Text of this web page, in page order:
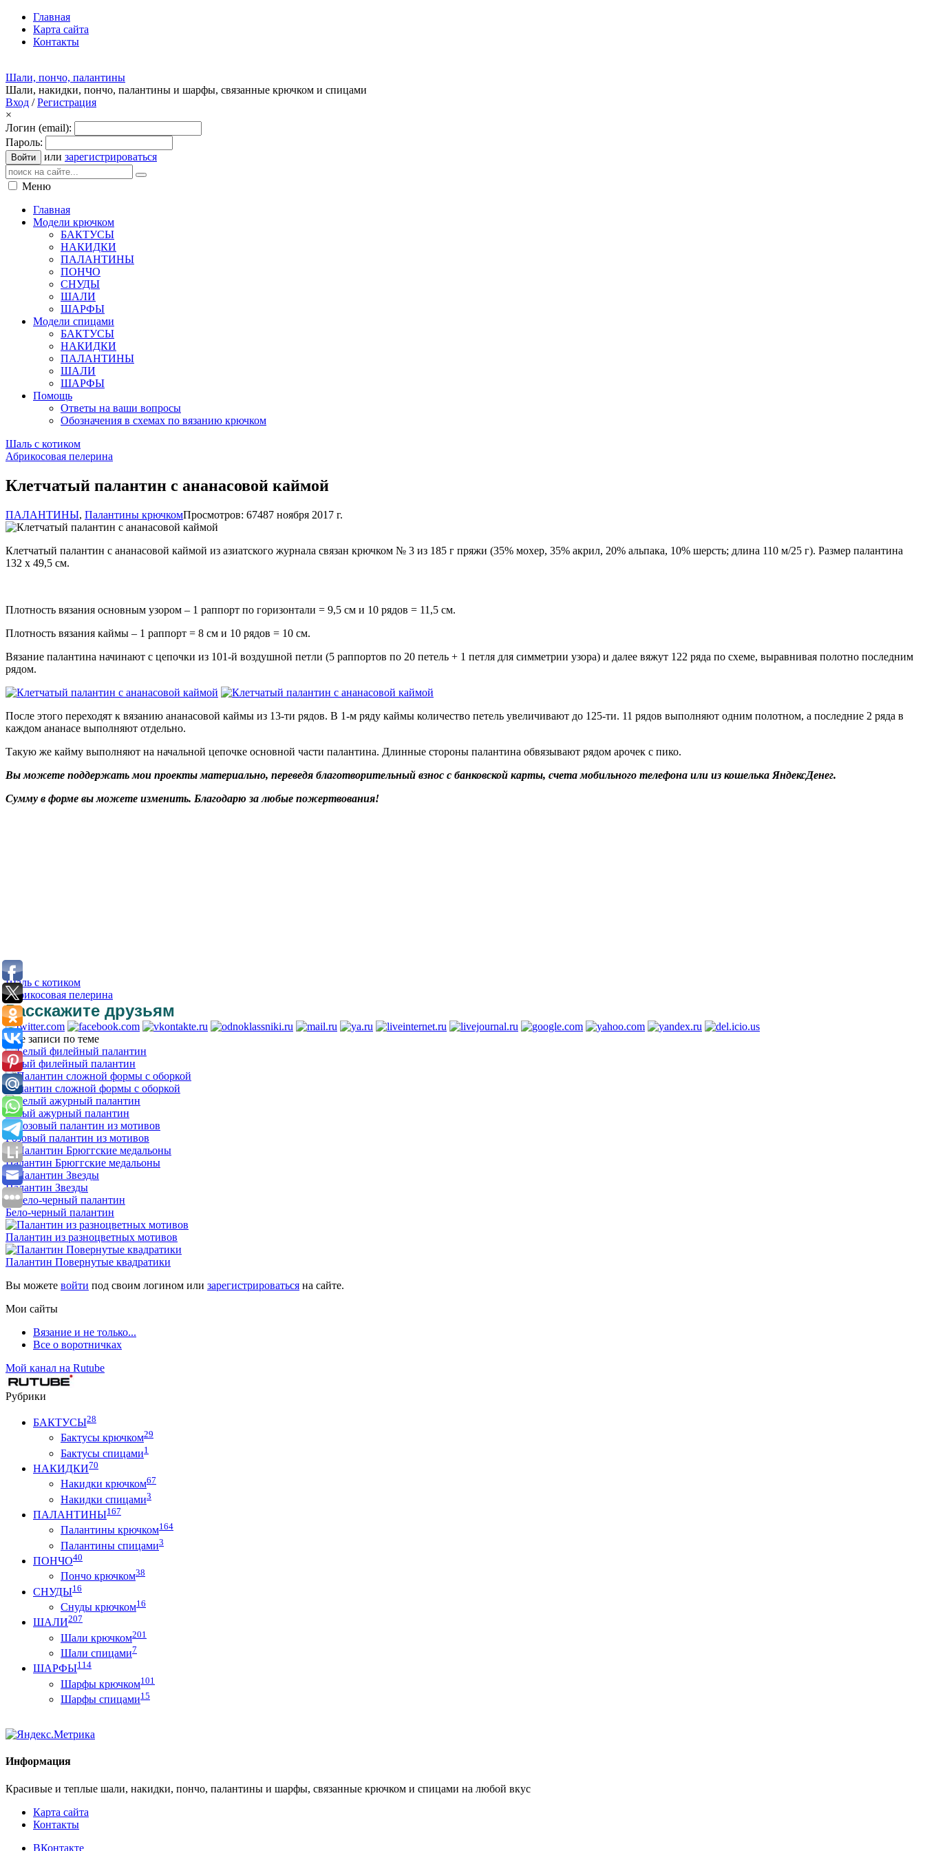
Главная
Карта сайта
Контакты
Шали, пончо, палантины
Шали, накидки, пончо, палантины и шарфы, связанные крючком и спицами
Вход /Регистрация
×
Логин (email):
Пароль:
Войти или зарегистрироваться
Меню
Главная
Модели крючком
БАКТУСЫ
НАКИДКИ
ПАЛАНТИНЫ
ПОНЧО
СНУДЫ
ШАЛИ
ШАРФЫ
Модели спицами
БАКТУСЫ
НАКИДКИ
ПАЛАНТИНЫ
ШАЛИ
ШАРФЫ
Помощь
Ответы на ваши вопросы
Обозначения в схемах по вязанию крючком
Шаль с котиком
Абрикосовая пелерина
Клетчатый палантин с ананасовой каймой
ПАЛАНТИНЫ, Палантины крючкомПросмотров: 67487 ноября 2017 г.
Клетчатый палантин с ананасовой каймой из азиатского журнала связан крючком № 3 из 185 г пряжи (35% мохер, 35% акрил, 20% альпака, 10% шерсть; длина 110 м/25 г). Размер палантина
132 х 49,5 см.
Плотность вязания основным узором – 1 раппорт по горизонтали = 9,5 см и 10 рядов = 11,5 см.
Плотность вязания каймы – 1 раппорт = 8 см и 10 рядов = 10 см.
Вязание палантина начинают с цепочки из 101-й воздушной петли (5 раппортов по 20 петель + 1 петля для симметрии узора) и далее вяжут 122 ряда по схеме, выравнивая полотно последним
рядом.
После этого переходят к вязанию ананасовой каймы из 13-ти рядов. В 1-м ряду каймы количество петель увеличивают до 125-ти. 11 рядов выполняют одним полотном, а последние 2 ряда в
каждом ананасе выполняют отдельно.
Такую же кайму выполняют на начальной цепочке основной части палантина. Длинные стороны палантина обвязывают рядом арочек с пико.
Вы можете поддержать мои проекты материально, переведя благотворительный взнос с банковской карты, счета мобильного телефона или из кошелька ЯндексДенег.
Сумму в форме вы можете изменить. Благодарю за любые пожертвования!
Шаль с котиком
Абрикосовая пелерина
Расскажите друзьям
Еще записи по теме
Белый филейный палантин
Палантин сложной формы с оборкой
Белый ажурный палантин
Розовый палантин из мотивов
Палантин Брюггские медальоны
Палантин Звезды
Бело-черный палантин
Палантин из разноцветных мотивов
Палантин Повернутые квадратики
Вы можете войти под своим логином или зарегистрироваться на сайте.
Мои сайты
Вязание и не только...
Все о воротничках
Мой канал на Rutube
Рубрики
БАКТУСЫ28
Бактусы крючком29
Бактусы спицами1
НАКИДКИ70
Накидки крючком67
Накидки спицами3
ПАЛАНТИНЫ167
Палантины крючком164
Палантины спицами3
ПОНЧО40
Пончо крючком38
СНУДЫ16
Снуды крючком16
ШАЛИ207
Шали крючком201
Шали спицами7
ШАРФЫ114
Шарфы крючком101
Шарфы спицами15
Информация
Красивые и теплые шали, накидки, пончо, палантины и шарфы, связанные крючком и спицами на любой вкус
Карта сайта
Контакты
ВКонтакте